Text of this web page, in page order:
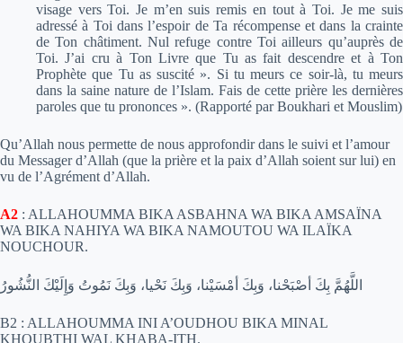
visage vers Toi. Je m’en suis remis en tout à Toi. Je me suis
adressé à Toi dans l’espoir de Ta récompense et dans la crainte
de Ton châtiment. Nul refuge contre Toi ailleurs qu’auprès de
Toi. J’ai cru à Ton Livre que Tu as fait descendre et à Ton
Prophète que Tu as suscité ». Si tu meurs ce soir-là, tu meurs
dans la saine nature de l’Islam. Fais de cette prière les dernières
paroles que tu prononces ». (Rapporté par Boukhari et Mouslim)
Qu’Allah nous permette de nous approfondir dans le suivi et l’amour
du Messager d’Allah (que la prière et la paix d’Allah soient sur lui) en
vu de l’Agrément d’Allah.
A2 : ALLAHOUMMA BIKA ASBAHNA WA BIKA AMSAÏNA
WA BIKA NAHIYA WA BIKA NAMOUTOU WA ILAÏKA
NOUCHOUR.
اللَّهُمَّ بِكَ أصْبَحْنا، وَبِكَ أمْسَيْنا، وَبِكَ نَحْيا، وَبِكَ نَمُوتُ وَإِلَيْكَ النُّشُورُ
B2 : ALLAHOUMMA INI A’OUDHOU BIKA MINAL
KHOUBTHI WAL KHABA-ITH.